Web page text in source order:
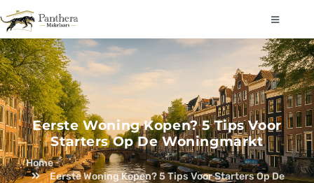
Eerste Woning Kopen? 5 Tips Voor
Starters Op De Woningmarkt
Home
Eerste Woning Kopen? 5 Tips Voor Starters Op De